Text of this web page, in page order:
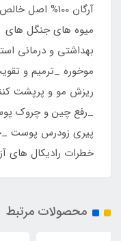
آرگان 100%
میوه های جنگل های
بهداشتی و درمانی
موخوره _ترمیم و
ریزش مو و پرپشت
_رفع چین و چروک
خطرات رادیکال های
محصولات مرتبط